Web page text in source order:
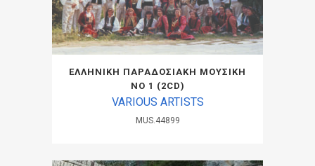
ΕΛΛΗΝΙΚΗ ΠΑΡΑΔΟΣΙΑΚΗ ΜΟΥΣΙΚΗ
ΝΟ 1 (2CD)
VARIOUS ARTISTS
MUS.44899